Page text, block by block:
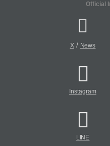
Official
X/ News
Instagram
LINE